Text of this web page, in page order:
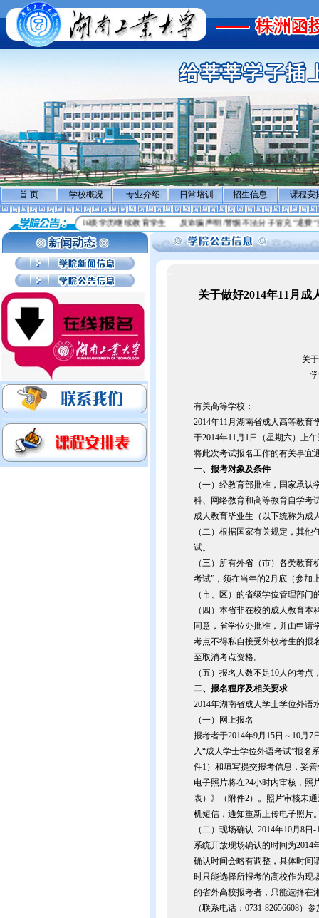
首 页 学校概况 专业介绍 日常培训 招生信息 课程安
大学关于做好2026级学历继续教育学生 反诈骗声明:警惕不法分子冒充”退费”实施
关于做好2014年11月
关
有关高等学校：
2014年11月湖南省成人高等教育
于2014年11月1日（星期六）上
将此次考试报名工作的有关事宜
一、报考对象及条件
（一）经教育部批准，国家承
科、网络教育和高等教育自学考
成人教育毕业生（以下统称为成
（二）根据国家有关规定，其
试。
（三）所有外省（市）各类教
考试”，须在当年的2月底（参加
（市、区）的省级学位管理部
（四）本省非在校的成人教育
同意，省学位办批准，并由申请
考点不得私自接受外校考生的报
至取消考点资格。
（五）报名人数不足10人的考
二、 报名程序及相关要求
2014年湖南省成人学士学位外语
（一）网上报名
报考者于2014年9月15日～10月7
入“成人学士学位外语考试”报名
件1）和填写提交报考信息，妥
电子照片将在24小时内审核，照
表）》（附件2）。照片审核未
机短信，通知重新上传电子照片
（二）现场确认 2014年10月8日
系统开放现场确认的时间为2014
确认时间会略有调整，具体时间
时只能选择所报考的高校作为现
的省外高校报考者，只能选择在
（联系电话：0731-82656608）